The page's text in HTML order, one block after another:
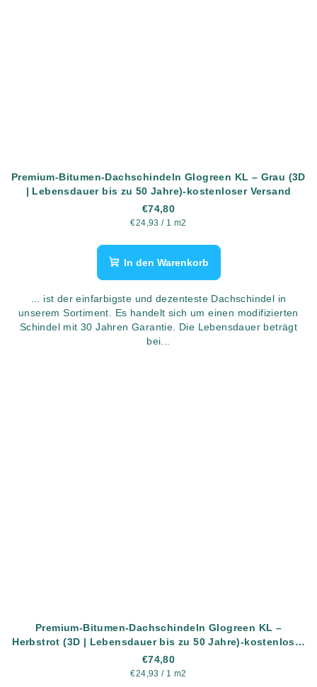
Premium-Bitumen-Dachschindeln Glogreen KL – Grau (3D
| Lebensdauer bis zu 50 Jahre)-kostenloser Versand
€74,80
Verkaufspreis:
€24,93 / 1 m2
In den Warenkorb
... ist der einfarbigste und dezenteste Dachschindel in
unserem Sortiment. Es handelt sich um einen modifizierten
Schindel mit 30 Jahren Garantie. Die Lebensdauer beträgt
bei...
Premium-Bitumen-Dachschindeln Glogreen KL –
Herbstrot (3D | Lebensdauer bis zu 50 Jahre)-kostenloser
Versand
€74,80
Verkaufspreis:
€24,93 / 1 m2